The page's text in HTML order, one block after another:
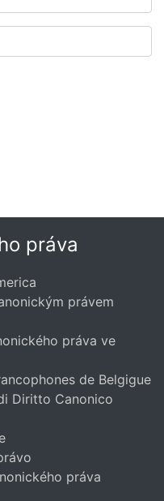
práva
právem
práva ve
de Belgigue
Diritto Canonico
práva